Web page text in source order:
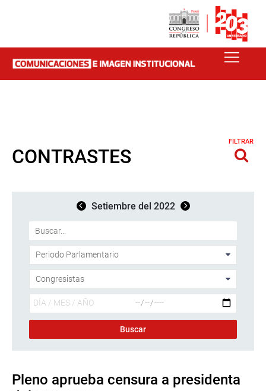
CONTRASTES
FILTRAR
Setiembre del 2022
Pleno aprueba censura a presidenta